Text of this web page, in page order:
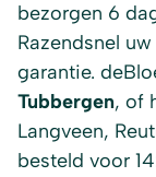
bezorgen 6
Razendsnel
garantie.
Tubbergen, of
Langveen,
besteld voor